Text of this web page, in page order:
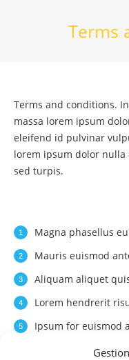
Terms
Terms and conditions.
massa lorem ipsum
eleifend id pulvinar
lorem ipsum dolor
sed turpis.
Magna phasellus
Mauris euismod
Aliquam aliquet
Lorem hendrerit
Ipsum for euismod
Dolor aliquet